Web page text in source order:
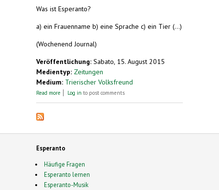
Was ist Esperanto?
a) ein Frauenname b) eine Sprache c) ein Tier (...)
(Wochenend Journal)
Veröffentlichung: Sabato, 15. August 2015
Medientyp: Zeitungen
Medium: Trierischer Volksfreund
Read more about Was ist Esperanto?
Log in to post comments
Esperanto
Häufige Fragen
Esperanto lernen
Esperanto-Musik